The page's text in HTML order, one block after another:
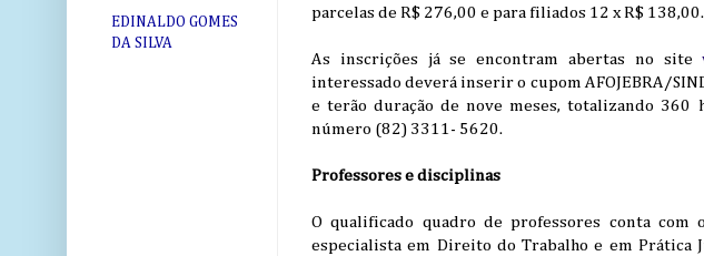
parcelas de R$ 276,00 e para filiados 12 x R$ 138,00.
As inscrições já se encontram abertas no site
interessado deverá inserir o cupom AFOJEBRA/
e terão duração de nove meses, totalizando 360
número (82) 3311- 5620.
Professores e disciplinas
O qualificado quadro de professores conta com
especialista em Direito do Trabalho e em Prática
EDINALDO GOMES
DA SILVA